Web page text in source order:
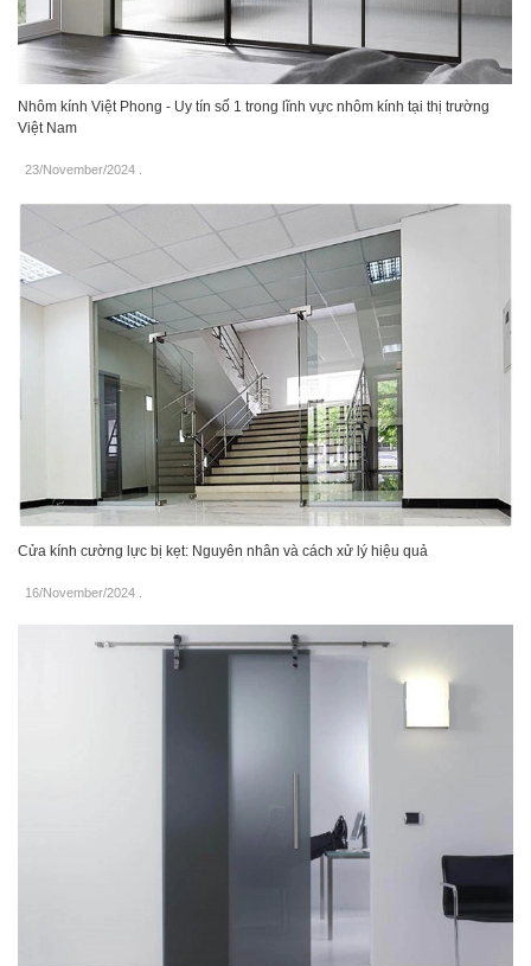
Nhôm kính Việt Phong - Uy tín số 1 trong lĩnh vực nhôm kính tại thị trường
Việt Nam
23/November/2024
Cửa kính cường lực bị kẹt: Nguyên nhân và cách xử lý hiệu quả
16/November/2024